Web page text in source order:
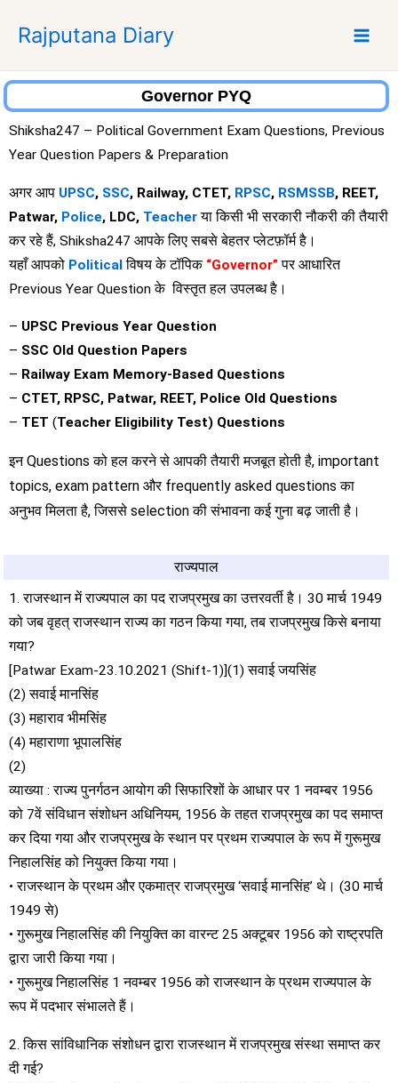
p
Rajputana Diary
Governor PYQ
Shiksha247 – Political Government Exam Questions, Previous
Year Question Papers & Preparation
अगर आप UPSC, SSC, Railway, CTET, RPSC, RSMSSB, REET,
Patwar, Police, LDC, Teacher या किसी भी सरकारी नौकरी की तैयारी
कर रहे हैं, Shiksha247 आपके लिए सबसे बेहतर प्लेटफ़ॉर्म है।
यहाँ आपको Politicalविषय के टॉपिक “Governor” पर आधारित
Previous Year Question के विस्तृत हल उपलब्ध है।
– UPSC Previous Year Question
– SSC Old Question Papers
– Railway Exam Memory-Based Questions
– CTET, RPSC, Patwar, REET, Police Old Questions
– TET (Teacher Eligibility Test) Questions
इन Questions को हल करने से आपकी तैयारी मजबूत होती है, important
topics, exam pattern और frequently asked questions का
अनुभव मिलता है, जिससे selection की संभावना कई गुना बढ़ जाती है।
राज्यपाल
1. राजस्थान में राज्यपाल का पद राजप्रमुख का उत्तरवर्ती है। 30 मार्च 1949
को जब वृहत् राजस्थान राज्य का गठन किया गया, तब राजप्रमुख किसे बनाया
गया?
[Patwar Exam-23.10.2021 (Shift-1)](1) सवाई जयसिंह
(2) सवाई मानसिंह
(3) महाराव भीमसिंह
(4) महाराणा भूपालसिंह
(2)
व्याख्या : राज्य पुनर्गठन आयोग की सिफारिशों के आधार पर 1 नवम्बर 1956
को 7वें संविधान संशोधन अधिनियम, 1956 के तहत राजप्रमुख का पद समाप्त
कर दिया गया और राजप्रमुख के स्थान पर प्रथम राज्यपाल के रूप में गुरूमुख
निहालसिंह को नियुक्त किया गया।
• राजस्थान के प्रथम और एकमात्र राजप्रमुख ‘सवाई मानसिंह’ थे। (30 मार्च
1949 से)
• गुरूमुख निहालसिंह की नियुक्ति का वारन्ट 25 अक्टूबर 1956 को राष्ट्रपति
द्वारा जारी किया गया।
• गुरूमुख निहालसिंह 1 नवम्बर 1956 को राजस्थान के प्रथम राज्यपाल के
रूप में पदभार संभालते हैं।
2. किस सांविधानिक संशोधन द्वारा राजस्थान में राजप्रमुख संस्था समाप्त कर
दी गई?